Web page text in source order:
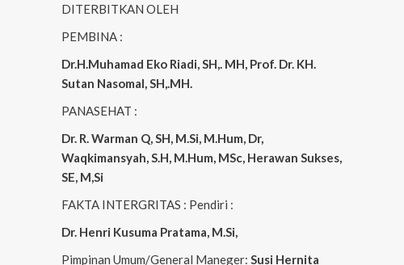
DITERBITKAN OLEH
PEMBINA :
Dr.H.Muhamad Eko Riadi , SH,. MH , Prof. Dr. KH.
Sutan Nasomal, SH,.MH.
PANASEHAT :
Dr. R. Warman Q, SH, M.Si, M.Hum Dr,
Waqkimansyah, S.H, M.Hum, MSc, Herawan Sukses,
SE, M,Si
FAKTA INTERGRITAS : Pendiri :
Dr. Henri Kusuma Pratama, M.Si
Pimpinan Umum/General Maneger: Susi Hernita